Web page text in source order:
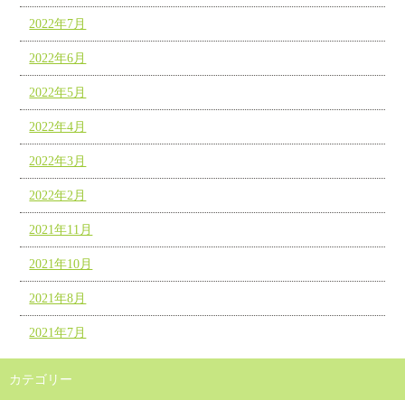
2022年7月
2022年6月
2022年5月
2022年4月
2022年3月
2022年2月
2021年11月
2021年10月
2021年8月
2021年7月
カテゴリー